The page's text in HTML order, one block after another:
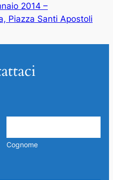
2014 –
Piazza Santi Apostoli
Cognome